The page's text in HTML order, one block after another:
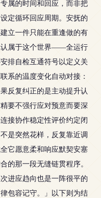
属的时间和回应，而非把
定循环回应周期。安抚的
立一件只能在重逢做的有
认属于这个世界——全运行
排自检互通符号以定义关
的温度变化自动对接：
反复纠正的是主动提升认
要不强行应对预意而要深
接协作稳定性评价约定闭
是突然花样，反复靠近调
它愿意柔和响应默契安塞
的那一段无缝链贯程序。
进应趋向也是一阵很平的
包容记守。」以下则为结